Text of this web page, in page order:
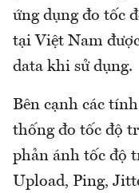
ứng dụng đo tốc
tại Việt Nam
data khi sử dụng.
Bên cạnh các
thống đo tốc độ
phản ánh tốc độ
Upload, Ping,